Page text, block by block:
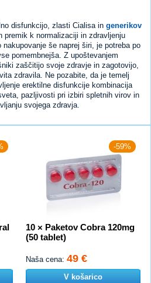
disfunkcijo, zlasti Cialisa in generikov
premik k normalizaciji in zdravljenju
še naprej širi, je potreba po
pomembnejša. Z upoštevanjem
zaščitijo svoje zdravje in zagotovijo,
zdravila. Ne pozabite, da je temelj
erektilne disfunkcije kombinacija
pazljivosti pri izbiri spletnih virov in
svojega zdravja.
-59%
10 × Paketov Cobra 120mg
(50 tablet)
Naša cena: 49 €
V košarico